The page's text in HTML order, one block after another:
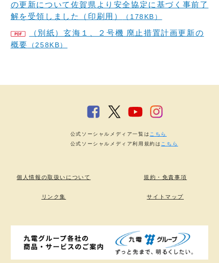
の更新について佐賀県より安全協定に基づく事前了
解を受領しました（印刷用）
（178KB）
（別紙）玄海１、２号機 廃止措置計画更新の
概要
（258KB）
個人情報の取扱いについて 規約・免責事項
リンク集 サイトマップ
公式ソーシャルメディア一覧は こちら
公式ソーシャルメディア利用規約は こちら